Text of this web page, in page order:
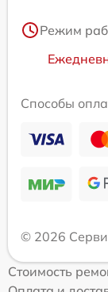
Режим
Способы
© 2026
Стоимость